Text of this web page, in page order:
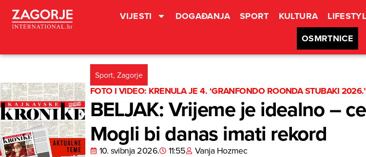
VIJESTI DOGAĐANJA SPORT KULTURA
OSMRTNICE
Sport, Zagorje
FOTO I VIDEO: KRENULA JE 4. ‘GRANFONDO ROONDA STUBAKI 2026.’
BELJAK: Vrijeme je idealno –
Mogli bi danas imati rekord
10. svibnja 2026. 11:55 Vanja Hozmec